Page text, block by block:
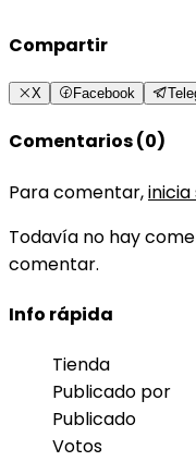
Compartir
X Facebook
Comentarios (0)
Para comentar,inicia
Todavía no hay
comentar.
Info rápida
Tienda
Publicado por
Publicado
Votos